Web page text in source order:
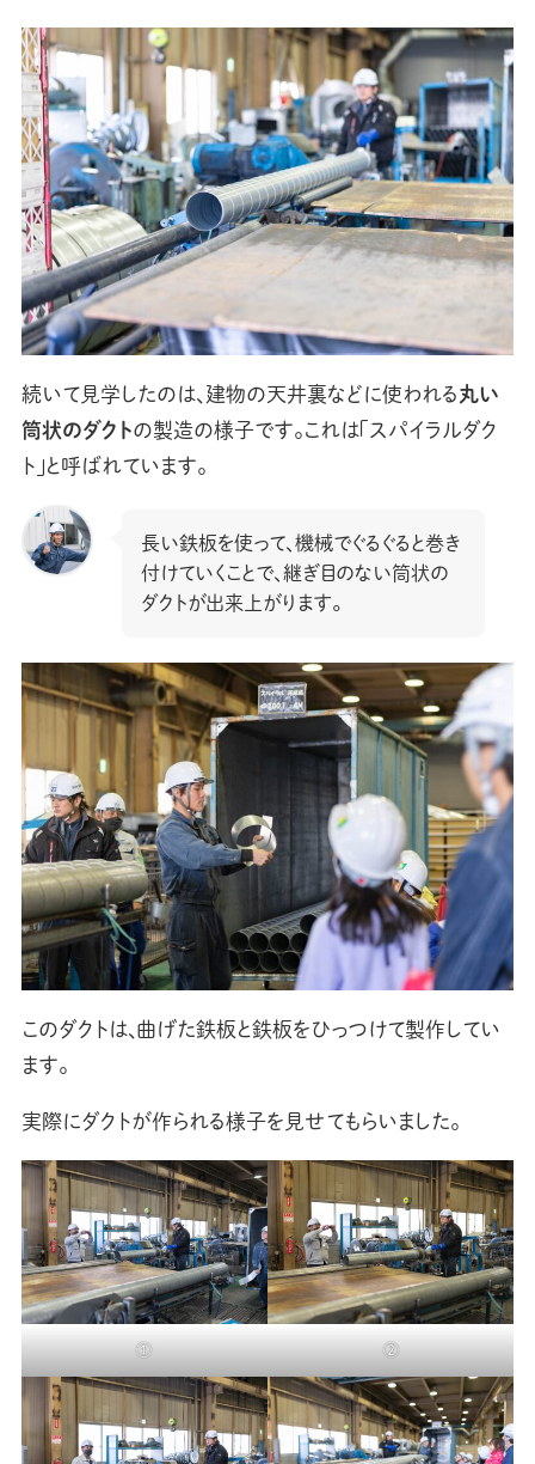
続いて見学したのは、建物の天井裏などに使われる丸い
筒状のダクトの製造の様子です。これは「スパイラルダク
ト」と呼ばれています。
長い鉄板を使って、機械でぐるぐると巻き
付けていくことで、継ぎ目のない筒状の
ダクトが出来上がります。
このダクトは、曲げた鉄板と鉄板をひっつけて製作してい
ます。
実際にダクトが作られる様子を見せてもらいました。
① ②